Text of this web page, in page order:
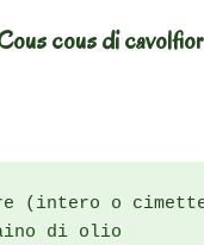
cous di
(intero o
di olio